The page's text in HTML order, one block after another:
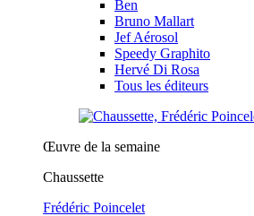
Ben
Bruno Mallart
Jef Aérosol
Speedy Graphito
Hervé Di Rosa
Tous les éditeurs
Œuvre de la semaine
Chaussette
Frédéric Poincelet